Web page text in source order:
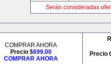
Serán consideradas
COMPRAR AHORA
Precio $699.00
COMPRAR AHORA
Precio